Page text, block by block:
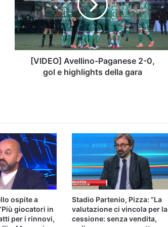
gol
e
highlights
della
[VIDEO] Avellino-Paganese 2-0,
gol e highlights della gara
ospite a
giocatori in
per i rinnovi,
Stadio Partenio, Pizza: “La
valutazione ci vincola per la
cessione: senza vendita,